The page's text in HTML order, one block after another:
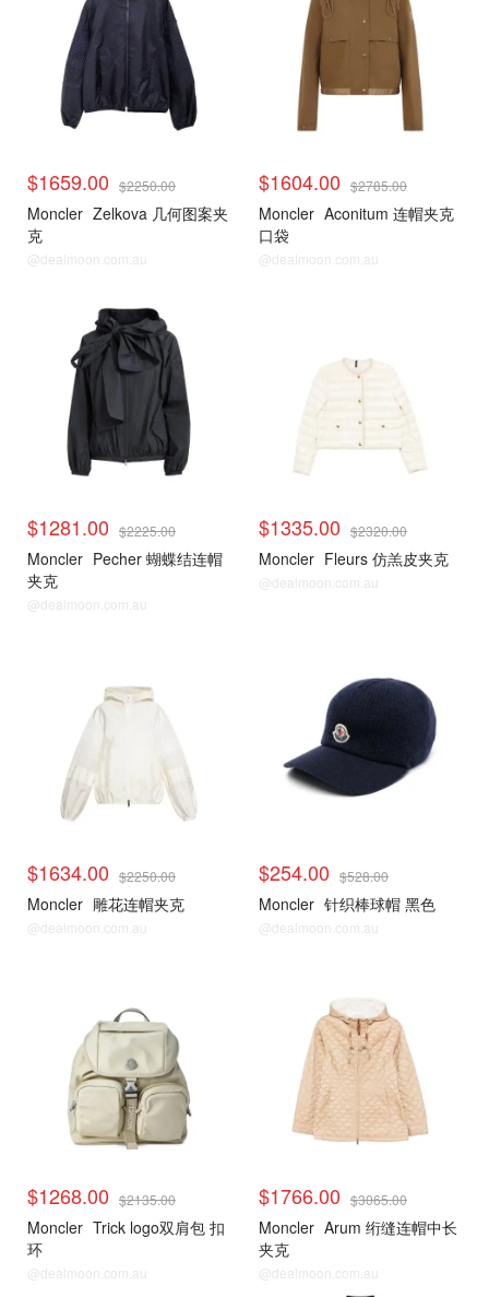
$1659.00 $2250.00
Moncler Zelkova 几何图案夹
克
@dealmoon.com.au
$1604.00 $2785.00
Moncler Aconitum 连帽夹克
口袋
@dealmoon.com.au
$1281.00 $2225.00
Moncler Pecher 蝴蝶结连帽
夹克
@dealmoon.com.au
$1335.00 $2320.00
Moncler Fleurs 仿羔皮夹克
@dealmoon.com.au
$1634.00 $2250.00
Moncler 雕花连帽夹克
@dealmoon.com.au
$254.00 $528.00
Moncler 针织棒球帽 黑色
@dealmoon.com.au
$1268.00 $2135.00
Moncler Trick logo双肩包 扣
环
@dealmoon.com.au
$1766.00 $3065.00
Moncler Arum 绗缝连帽中长
夹克
@dealmoon.com.au